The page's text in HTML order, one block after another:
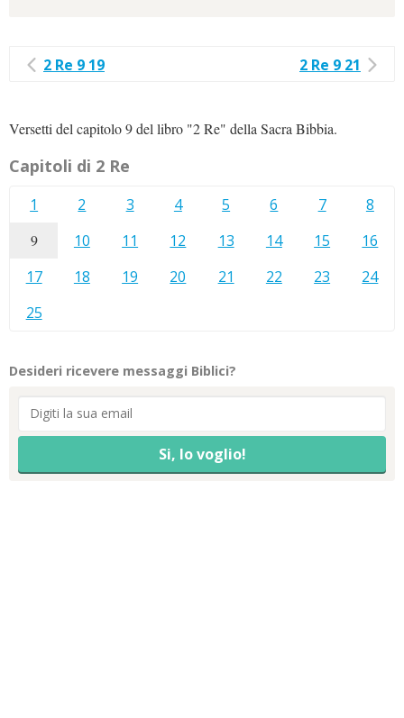
2 Re 9 19 2 Re 9 21
Versetti del capitolo 9 del libro "2 Re" della Sacra Bibbia.
Capitoli di 2 Re
1 2 3 4 5 6 7 8
9 10 11 12 13 14 15
16
17
18 19 20 21 22 23
24
25
Desideri ricevere messaggi Biblici?